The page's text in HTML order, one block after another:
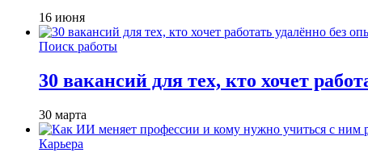
16 июня
Поиск работы
30 вакансий для тех, кто хочет
30 марта
Карьера